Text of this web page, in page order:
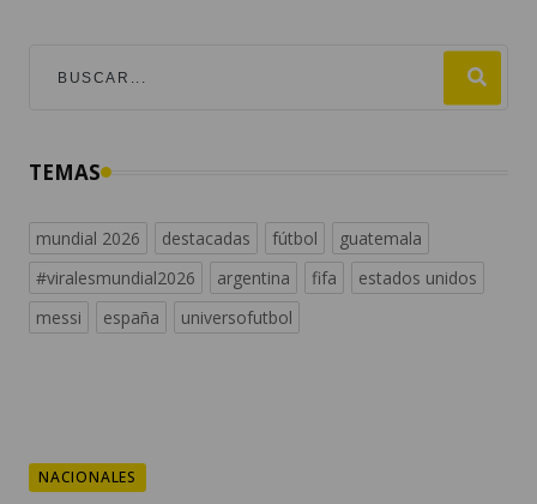
TEMAS
mundial 2026 destacadas fútbol
guatemala
#viralesmundial2026
argentina fifa
estados unidos
messi
españa universofutbol
NACIONALES